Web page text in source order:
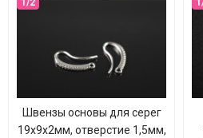
Швензы основы для серег
19х9х2мм, отверстие 1,5мм,